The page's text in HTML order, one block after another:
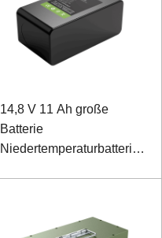
14,8 V 11 Ah große
Batterie
Niedertemperaturbatterie